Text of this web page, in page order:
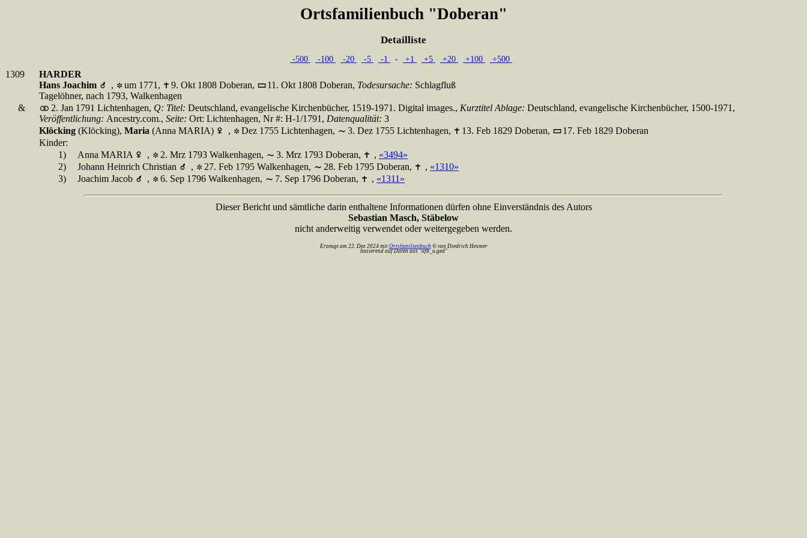
Ortsfamilienbuch "Doberan"
Detailliste
-500 -100 -20 -5 -1 - +1 +5 +20 +100 +500
1309
HARDER
Hans Joachim
, um 1771, 9. Okt 1808 Doberan, 11. Okt 1808 Doberan, Todesursache: Schlagfluß
Tagelöhner, nach 1793, Walkenhagen
&
2. Jan 1791 Lichtenhagen, Q: Titel: Deutschland, evangelische Kirchenbücher, 1519-1971. Digital images., Kurztitel Ablage: Deutschland, evangelische Kirchenbücher, 1500-1971,
Veröffentlichung: Ancestry.com., Seite: Ort: Lichtenhagen, Nr #: H-1/1791, Datenqualität: 3
Klöcking (Klöcking), Maria (Anna MARIA) , Dez 1755 Lichtenhagen, 3. Dez 1755 Lichtenhagen, 13. Feb 1829 Doberan,
17. Feb 1829 Doberan
Kinder:
1)
Anna MARIA , 2. Mrz 1793 Walkenhagen, 3. Mrz 1793 Doberan, , «3494»
2)
Johann Heinrich Christian , 27. Feb 1795 Walkenhagen, 28. Feb 1795 Doberan, , «1310»
3)
Joachim Jacob , 6. Sep 1796 Walkenhagen, 7. Sep 1796 Doberan, , «1311»
Dieser Bericht und sämtliche darin enthaltene Informationen dürfen ohne Einverständnis des Autors
Sebastian Masch, Stäbelow
nicht anderweitig verwendet oder weitergegeben werden.
Erzeugt am 22. Dez 2024 mit Ortsfamilienbuch © von Diedrich Hesmer
basierend auf Daten aus "ofb_u.ged"